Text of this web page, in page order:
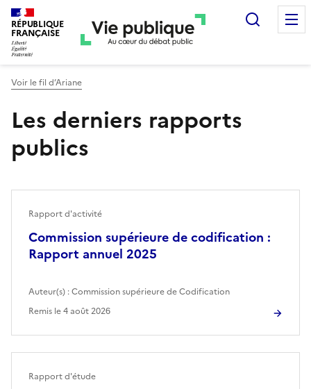
RÉPUBLIQUE
FRANÇAISE
Voir le fil d’Ariane
Les derniers rapports
publics
Commission supérieure de codification :
Rapport annuel 2025
Rapport d'activité
Auteur(s) :Commission supérieure de Codification
Remis le4 août 2026
Rapport d'étude